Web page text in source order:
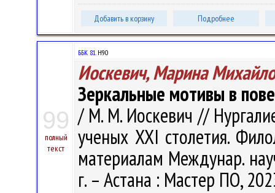
Добавить в корзину Подробнее
99
полный
текст
ББК 81.Н90
Иоскевич, Марина
Зеркальные мотивы в
/ М. М. Иоскевич //
ученых ХХI столетия.
материалам Междунар.
г. – Астана : Мастер ПО,